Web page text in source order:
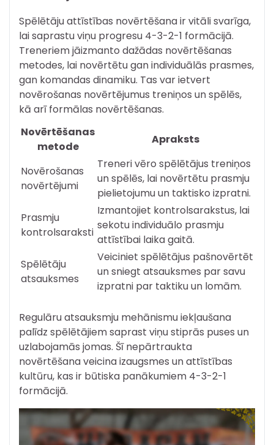
Spēlētāju attīstības novērtēšana ir vitāli svarīga,
lai saprastu viņu progresu 4-3-2-1 formācijā.
Treneriem jāizmanto dažādas novērtēšanas
metodes, lai novērtētu gan individuālās prasmes,
gan komandas dinamiku. Tas var ietvert
novērošanas novērtējumus treniņos un spēlēs,
kā arī formālas novērtēšanas.
Novērtēšanas
metode
Apraksts
Novērošanas
novērtējumi
Treneri vēro spēlētājus treniņos
un spēlēs, lai novērtētu prasmju
pielietojumu un taktisko izpratni.
Prasmju
kontrolsaraksti
Izmantojiet kontrolsarakstus, lai
sekotu individuālo prasmju
attīstībai laika gaitā.
Spēlētāju
atsauksmes
Veiciniet spēlētājus pašnovērtēt
un sniegt atsauksmes par savu
izpratni par taktiku un lomām.
Regulāru atsauksmju mehānismu iekļaušana
palīdz spēlētājiem saprast viņu stiprās puses un
uzlabojamās jomas. Šī nepārtraukta
novērtēšana veicina izaugsmes un attīstības
kultūru, kas ir būtiska panākumiem 4-3-2-1
formācijā.